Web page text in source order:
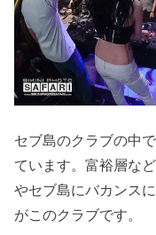
セブ島のクラブの中
ています。富裕層な
やセブ島にバカンス
がこのクラブです。